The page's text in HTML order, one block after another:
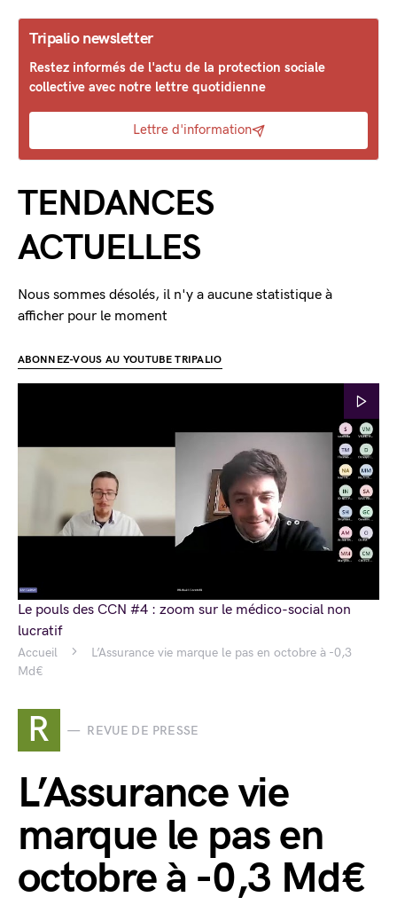
Accueil
L’Assurance vie marque le pas en octobre à -0,3
Md€
R REVUE DE PRESSE
L’Assurance vie
marque le pas en
octobre à -0,3 Md€
Tripalio newsletter
Restez informés de l'actu de la protection sociale
collective avec notre lettre quotidienne
Lettre d'information
TENDANCES
ACTUELLES
Nous sommes désolés, il n'y a aucune statistique à
afficher pour le moment
ABONNEZ-VOUS AU YOUTUBE TRIPALIO
Le pouls des CCN #4 : zoom sur le médico-social non
lucratif